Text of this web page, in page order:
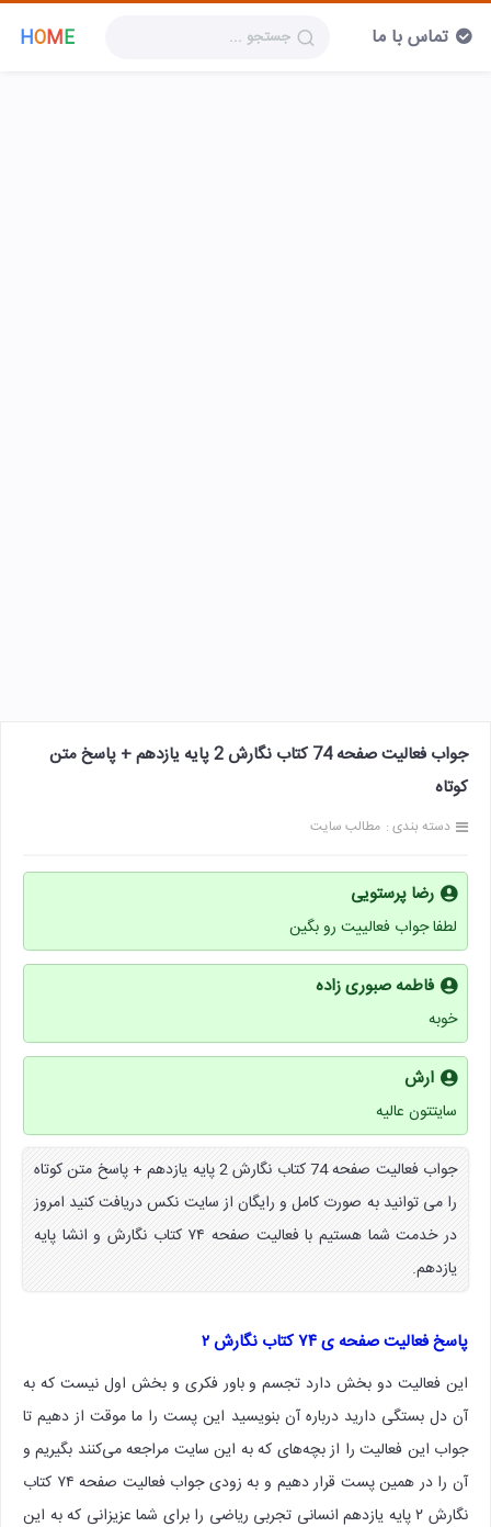
HOME تماس با ما
جواب فعالیت صفحه 74 کتاب نگارش 2 پایه یازدهم + پاسخ متن
کوتاه
دسته بندی : مطالب سایت
رضا پرستویی
لطفا جواب فعالییت رو بگین
فاطمه صبوری زاده
خوبه
ارش
سایتتون عالیه
جواب فعالیت صفحه 74 کتاب نگارش 2 پایه یازدهم + پاسخ متن کوتاه
را می توانید به صورت کامل و رایگان از سایت نکس دریافت کنید امروز
در خدمت شما هستیم با فعالیت صفحه ۷۴ کتاب نگارش و انشا پایه
یازدهم.
پاسخ فعالیت صفحه ی ۷۴ کتاب نگارش ۲
این فعالیت دو بخش دارد تجسم و باور فکری و بخش اول نیست که به
آن دل بستگی دارید درباره آن بنویسید این پست را ما موقت از دهیم تا
جواب این فعالیت را از بچه‌های که به این سایت مراجعه می‌کنند بگیریم و
آن را در همین پست قرار دهیم و به زودی جواب فعالیت صفحه ۷۴ کتاب
نگارش ۲ پایه یازدهم انسانی تجربی ریاضی را برای شما عزیزانی که به این